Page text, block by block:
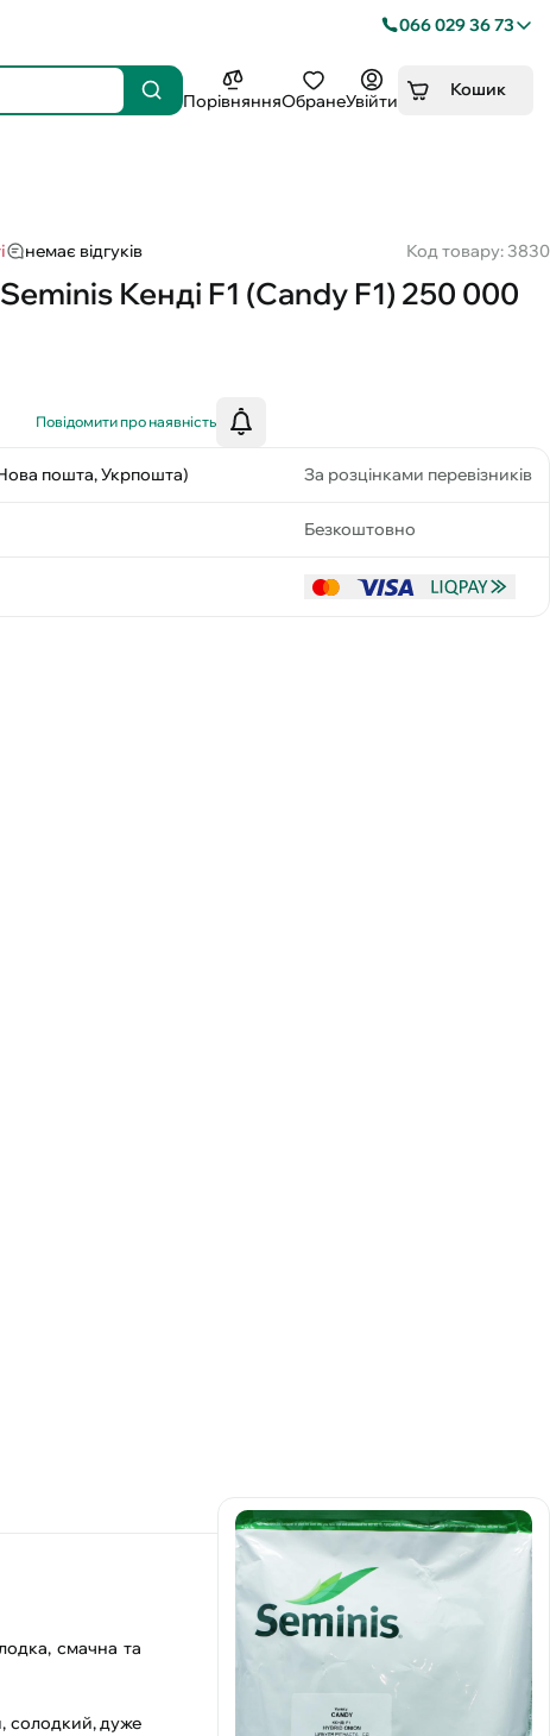
066 029 36 73
ПорівнянняОбранеУвійти
Кошик
немає відгуків Код товару: 3830
Кенді F1 (Candy F1) 250 000
Повідомити про наявність
пошта, Укрпошта) За розцінками перевізників
Безкоштовно
смачна та
солодкий, дуже